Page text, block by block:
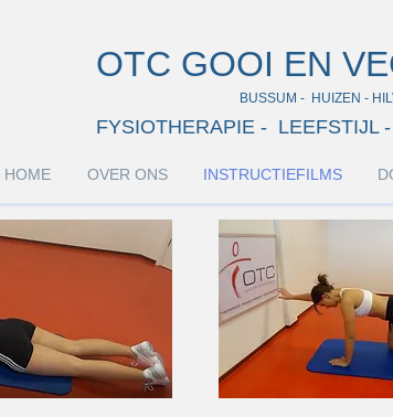
OTC GOOI EN
BUSSUM - HUIZEN -
FYSIOTHERAPIE - LEEFSTIJL
HOME OVER ONS INSTRUCTIEFILMS